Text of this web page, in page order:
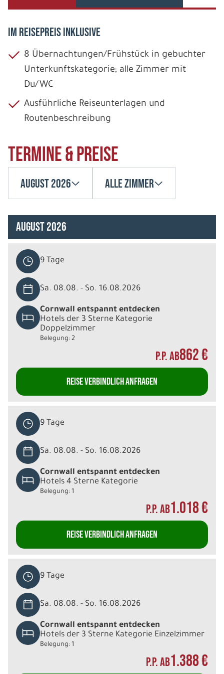
IM REISEPREIS INKLUSIVE
8 Übernachtungen/Frühstück in gebuchter
Unterkunftskategorie; alle Zimmer mit
Du/WC
Ausführliche Reiseunterlagen und
Routenbeschreibung
Termine & Preise
August 2026 Alle Zimmer
August 2026
9 Tage
Sa. 08.08. - So. 16.08.2026
Cornwall entspannt entdecken
Hotels der 3 Sterne Kategorie
Doppelzimmer
Belegung: 2
P.P. AB862 €
REISE VERBINDLICH ANFRAGEN
9 Tage
Sa. 08.08. - So. 16.08.2026
Cornwall entspannt entdecken
Hotels 4 Sterne Kategorie
Belegung: 1
P.P. AB1.018 €
REISE VERBINDLICH ANFRAGEN
9 Tage
Sa. 08.08. - So. 16.08.2026
Cornwall entspannt entdecken
Hotels der 3 Sterne Kategorie Einzelzimmer
Belegung: 1
P.P. AB1.388 €